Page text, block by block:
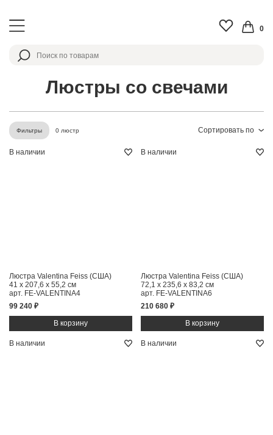
0
Люстры со свечами
Сортировать по
Фильтры 0 люстр
В наличии
Люстра Valentina Feiss (США)
41 x 207,6 x 55,2 см
арт. FE-VALENTINA4
99 240 ₽
В наличии
Люстра Valentina Feiss (США)
72,1 x 235,6 x 83,2 см
арт. FE-VALENTINA6
210 680 ₽
В наличии В наличии